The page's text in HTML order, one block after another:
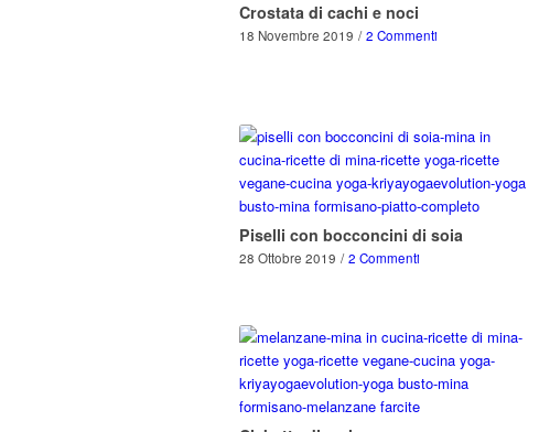
Crostata di cachi e noci
18 Novembre 2019 / 2 Commenti
Piselli con bocconcini di soia
28 Ottobre 2019 / 2 Commenti